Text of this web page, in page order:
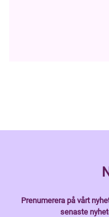
Prenumerera på vårt
senaste